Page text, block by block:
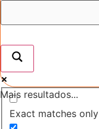
Mais resultados...
Exact matches only